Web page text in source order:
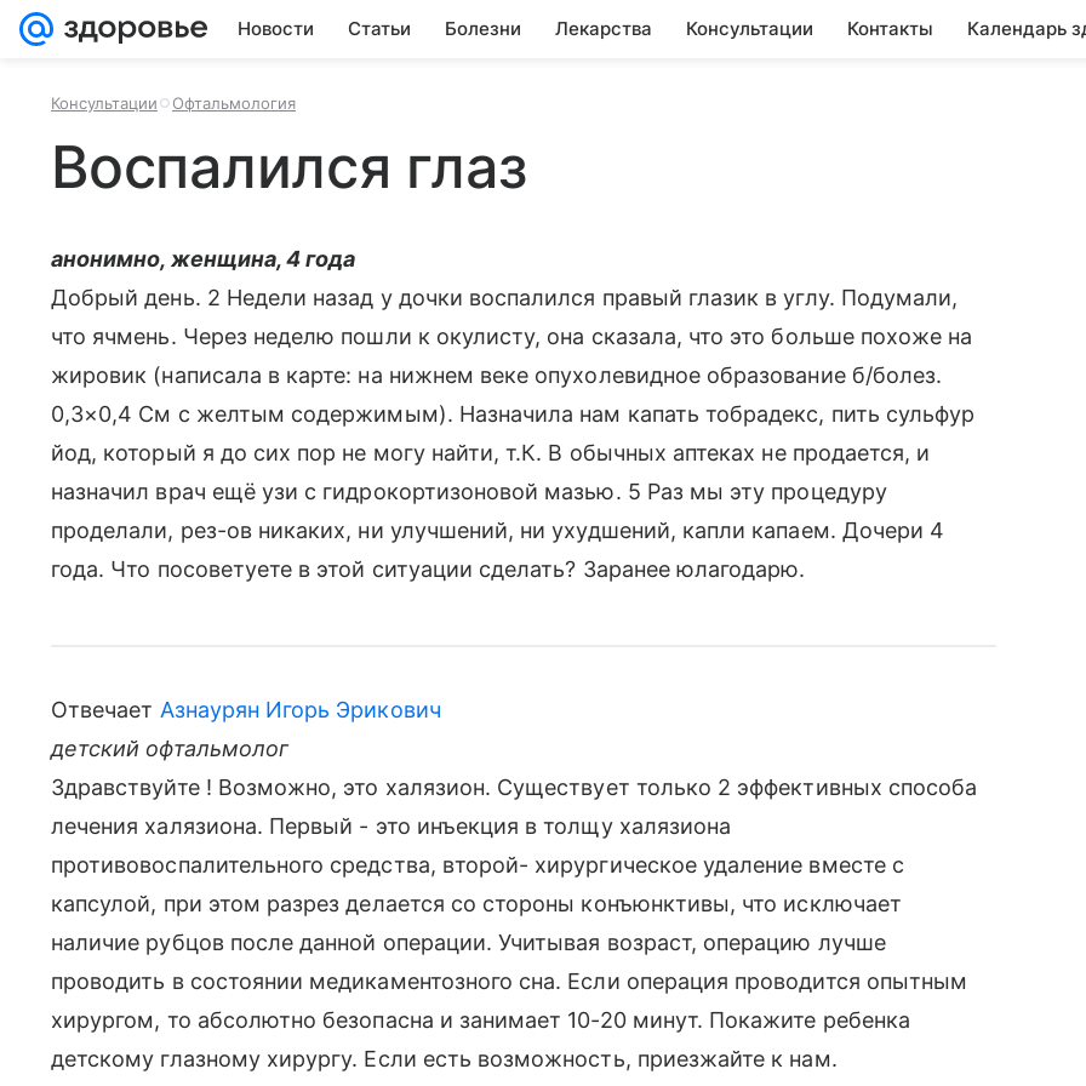
Новости Статьи Болезни Лекарства Консультации Контакты Календарь
Консультации Офтальмология
Воспалился глаз
анонимно, женщина, 4 года
Добрый день. 2 Недели назад у дочки воспалился правый глазик в углу. Подумали,
что ячмень. Через неделю пошли к окулисту, она сказала, что это больше похоже на
жировик (написала в карте: на нижнем веке опухолевидное образование б/болез.
0,3×0,4 См с желтым содержимым). Назначила нам капать тобрадекс, пить сульфур
йод, который я до сих пор не могу найти, т.К. В обычных аптеках не продается, и
назначил врач ещё узи с гидрокортизоновой мазью. 5 Раз мы эту процедуру
проделали, рез-ов никаких, ни улучшений, ни ухудшений, капли капаем. Дочери 4
года. Что посоветуете в этой ситуации сделать? Заранее юлагодарю.
Отвечает Азнаурян Игорь Эрикович
детский офтальмолог
Здравствуйте ! Возможно, это халязион. Существует только 2 эффективных способа
лечения халязиона. Первый - это инъекция в толщу халязиона
противовоспалительного средства, второй- хирургическое удаление вместе с
капсулой, при этом разрез делается со стороны конъюнктивы, что исключает
наличие рубцов после данной операции. Учитывая возраст, операцию лучше
проводить в состоянии медикаментозного сна. Если операция проводится опытным
хирургом, то абсолютно безопасна и занимает 10-20 минут. Покажите ребенка
детскому глазному хирургу. Если есть возможность, приезжайте к нам.